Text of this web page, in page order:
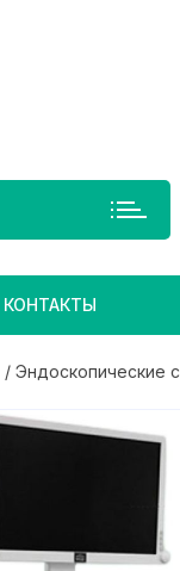
КОНТАКТЫ
/ Эндоскопические